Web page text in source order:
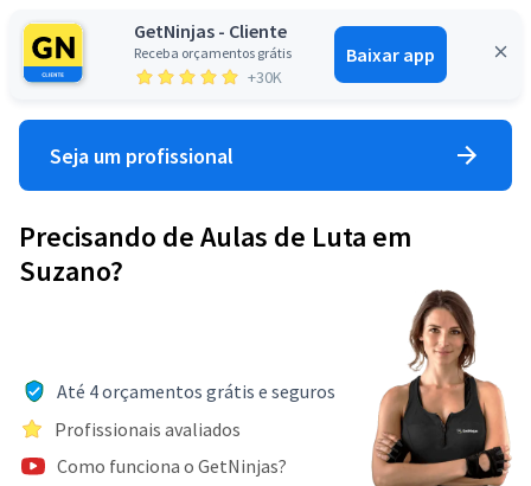
GetNinjas - Cliente
Receba orçamentos grátis
+30K
Baixar app
Entrar
Seja um profissional
Precisando de Aulas de Luta em
Suzano?
Até 4 orçamentos grátis e seguros
Profissionais avaliados
Como funciona o GetNinjas?